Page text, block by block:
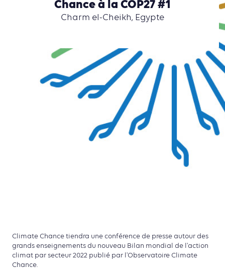
Chance à la COP27 #1
Charm el-Cheikh, Egypte
Climate Chance tiendra une conférence de presse autour des
grands enseignements du nouveau Bilan mondial de l'action
climat par secteur 2022 publié par l'Observatoire Climate
Chance.